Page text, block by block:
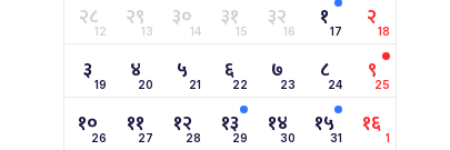
२८12 २९13 ३०14 ३१15 ३२16 १17 २18
३ 19 ४20 ५ 21 ६22 ७23 ८24 ९25
१०26 ११27 १२28 १३29 १४30 १५31 १६ 1